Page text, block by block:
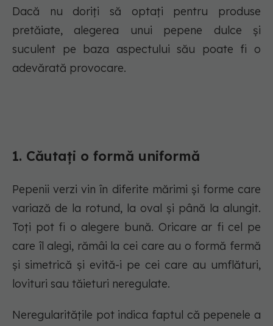
Dacă nu doriți să optați pentru produse
pretăiate, alegerea unui pepene dulce și
suculent pe baza aspectului său poate fi o
adevărată provocare.
1. Căutați o formă uniformă
Pepenii verzi vin în diferite mărimi și forme care
variază de la rotund, la oval și până la alungit.
Toți pot fi o alegere bună. Oricare ar fi cel pe
care îl alegi, rămâi la cei care au o formă fermă
și simetrică și evită-i pe cei care au umflături,
lovituri sau tăieturi neregulate.
Neregularitățile pot indica faptul că pepenele a